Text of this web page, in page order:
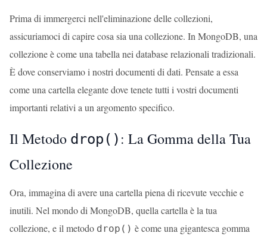
Prima di immergerci nell'eliminazione delle collezioni,
assicuriamoci di capire cosa sia una collezione. In MongoDB, una
collezione è come una tabella nei database relazionali tradizionali.
È dove conserviamo i nostri documenti di dati. Pensate a essa
come una cartella elegante dove tenete tutti i vostri documenti
importanti relativi a un argomento specifico.
Il Metodo drop() : La Gomma della Tua
Collezione
Ora, immagina di avere una cartella piena di ricevute vecchie e
inutili. Nel mondo di MongoDB, quella cartella è la tua
collezione, e il metodo drop() è come una gigantesca gomma